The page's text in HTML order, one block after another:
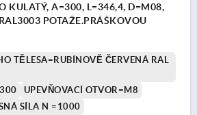
KULATÝ, A=300, L=346,4, D=M08,
POTAŽE.PRÁŠKOVOU
TĚLESA=RUBÍNOVĚ ČERVENÁ RAL
UPEVŇOVACÍ OTVOR=M8
SÍLA N =1000